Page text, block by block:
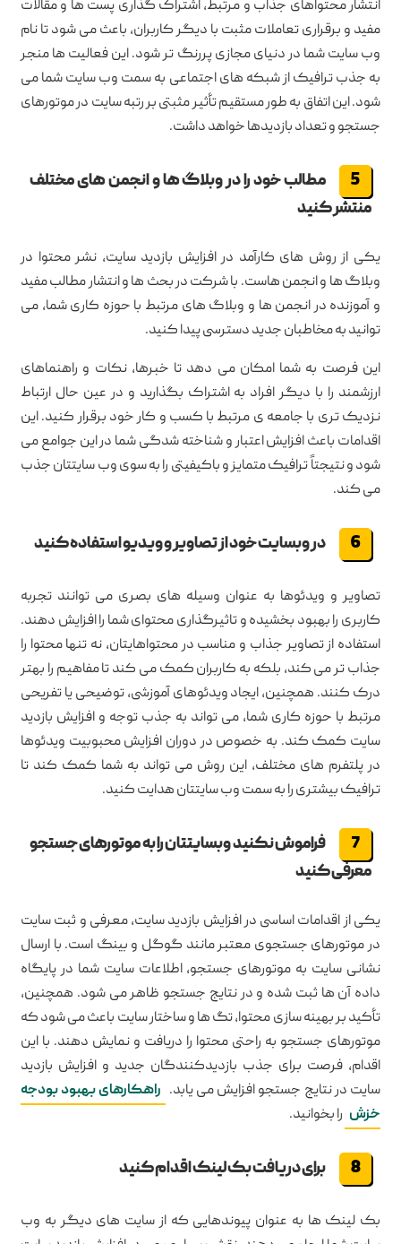
انتشار محتواهای جذاب و مرتبط، اشتراک گذاری پست ها و مقالات
مفید و برقراری تعاملات مثبت با دیگر کاربران، باعث می شود تا نام
وب سایت شما در دنیای مجازی پررنگ تر شود. این فعالیت ها منجر
به جذب ترافیک از شبکه های اجتماعی به سمت وب سایت شما می
شود. این اتفاق به طور مستقیم تأثیر مثبتی بر رتبه سایت در موتورهای
جستجو و تعداد بازدیدها خواهد داشت.
مطالب خود را در وبلاگ ها و انجمن های مختلف
منتشر کنید
یکی از روش های کارآمد در افزایش بازدید سایت، نشر محتوا در
وبلاگ ها و انجمن هاست. با شرکت در بحث ها و انتشار مطالب مفید
و آموزنده در انجمن ها و وبلاگ های مرتبط با حوزه کاری شما، می
توانید به مخاطبان جدید دسترسی پیدا کنید.
این فرصت به شما امکان می دهد تا خبرها، نکات و راهنماهای
ارزشمند را با دیگر افراد به اشتراک بگذارید و در عین حال ارتباط
نزدیک تری با جامعه ی مرتبط با کسب و کار خود برقرار کنید. این
اقدامات باعث افزایش اعتبار و شناخته شدگی شما در این جوامع می
شود و نتیجتاً ترافیک متمایز و باکیفیتی را به سوی وب سایتتان جذب
می کند.
در وبسایت خود از تصاویر و ویدیو استفاده کنید
تصاویر و ویدئوها به عنوان وسیله های بصری می توانند تجربه
کاربری را بهبود بخشیده و تاثیرگذاری محتوای شما را افزایش دهند.
استفاده از تصاویر جذاب و مناسب در محتواهایتان، نه تنها محتوا را
جذاب تر می کند، بلکه به کاربران کمک می کند تا مفاهیم را بهتر
درک کنند. همچنین، ایجاد ویدئوهای آموزشی، توضیحی یا تفریحی
مرتبط با حوزه کاری شما، می تواند به جذب توجه و افزایش بازدید
سایت کمک کند. به خصوص در دوران افزایش محبوبیت ویدئوها
در پلتفرم های مختلف، این روش می تواند به شما کمک کند تا
ترافیک بیشتری را به سمت وب سایتتان هدایت کنید.
فراموش نکنید وبسایتتان را به موتورهای جستجو
معرفی کنید
یکی از اقدامات اساسی در افزایش بازدید سایت، معرفی و ثبت سایت
در موتورهای جستجوی معتبر مانند گوگل و بینگ است. با ارسال
نشانی سایت به موتورهای جستجو، اطلاعات سایت شما در پایگاه
داده آن ها ثبت شده و در نتایج جستجو ظاهر می شود. همچنین،
تأکید بر بهینه سازی محتوا، تگ ها و ساختار سایت باعث می شود که
موتورهای جستجو به راحتی محتوا را دریافت و نمایش دهند. با این
اقدام، فرصت برای جذب بازدیدکنندگان جدید و افزایش بازدید
سایت در نتایج جستجو افزایش می یابد. راهکارهای بهبود بودجه
خزش را بخوانید.
برای دریافت بک لینک اقدام کنید
بک لینک ها به عنوان پیوندهایی که از سایت های دیگر به وب